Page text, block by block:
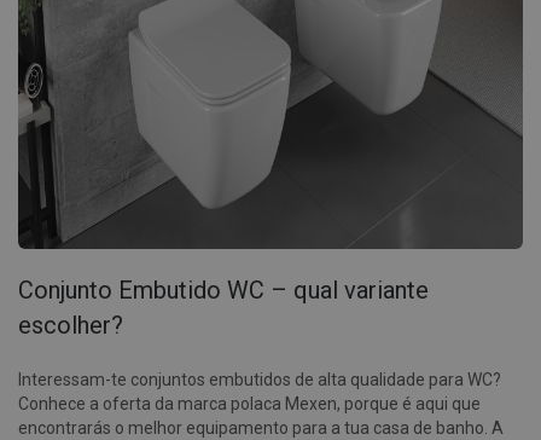
Conjunto Embutido WC – qual variante
escolher?
Interessam-te conjuntos embutidos de alta qualidade para WC?
Conhece a oferta da marca polaca Mexen, porque é aqui que
encontrarás o melhor equipamento para a tua casa de banho. A